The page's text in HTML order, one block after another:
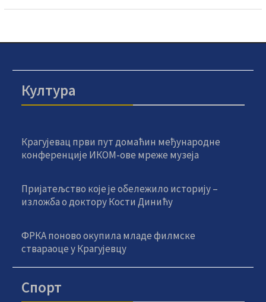
Култура
Крагујевац први пут домаћин међународне
конференције ИКОМ-ове мреже музеја
Пријатељство које је обележило историју –
изложба о доктору Кости Динићу
ФРКА поново окупила младе филмске
ствараоце у Крагујевцу
Спорт